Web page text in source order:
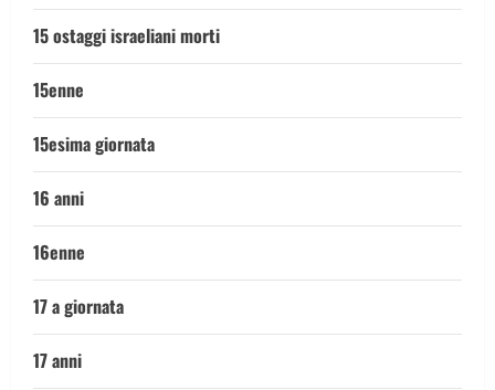
15 ostaggi israeliani morti
15enne
15esima giornata
16 anni
16enne
17 a giornata
17 anni